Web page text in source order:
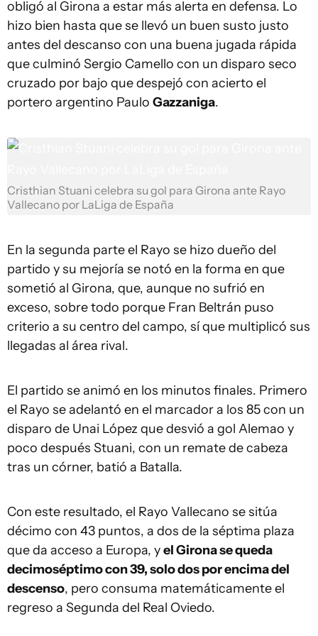
obligó al Girona a estar más alerta en defensa. Lo
hizo bien hasta que se llevó un buen susto justo
antes del descanso con una buena jugada rápida
que culminó Sergio Camello con un disparo seco
cruzado por bajo que despejó con acierto el
portero argentino Paulo Gazzaniga.
Cristhian Stuani celebra su gol para Girona ante Rayo
Vallecano por LaLiga de España
En la segunda parte el Rayo se hizo dueño del
partido y su mejoría se notó en la forma en que
sometió al Girona, que, aunque no sufrió en
exceso, sobre todo porque Fran Beltrán puso
criterio a su centro del campo, sí que multiplicó sus
llegadas al área rival.
El partido se animó en los minutos finales. Primero
el Rayo se adelantó en el marcador a los 85 con un
disparo de Unai López que desvió a gol Alemao y
poco después Stuani, con un remate de cabeza
tras un córner, batió a Batalla.
Con este resultado, el Rayo Vallecano se sitúa
décimo con 43 puntos, a dos de la séptima plaza
que da acceso a Europa, yel Girona se queda
decimoséptimo con 39, solo dos por encima del
descenso, pero consuma matemáticamente el
regreso a Segunda del Real Oviedo.